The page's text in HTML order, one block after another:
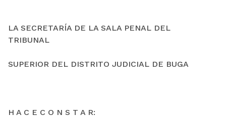
LA SECRETARÍA DE LA SALA PENAL DEL
TRIBUNAL
SUPERIOR DEL DISTRITO JUDICIAL DE BUGA
H A C E C O N S T A R: